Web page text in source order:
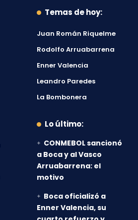
Temas de hoy:
Juan Román Riquelme
Rodolfo Arruabarrena
Enner Valencia
Leandro Paredes
La Bombonera
Lo último:
CONMEBOL sancionó
a Boca y al Vasco
Arruabarrena: el
motivo
Boca oficializó a
Enner Valencia, su